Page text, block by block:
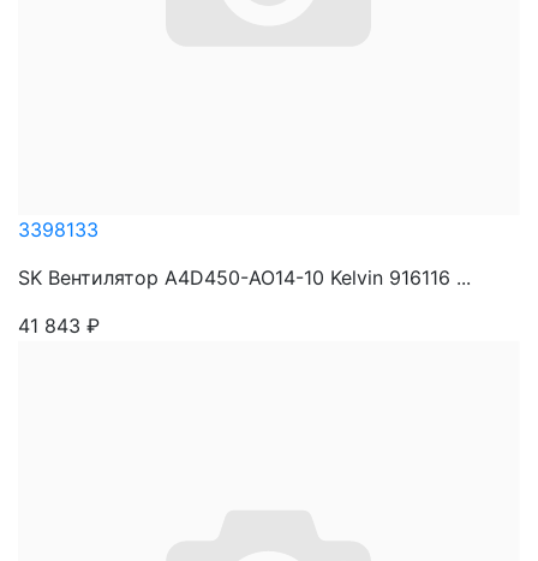
3398133
SK Вентилятор A4D450-AO14-10 Kelvin 916116 ...
41 843 ₽